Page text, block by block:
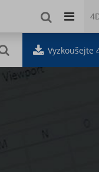
Vyzkoušejte